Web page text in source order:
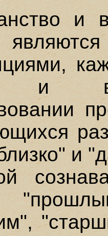
и
и
и